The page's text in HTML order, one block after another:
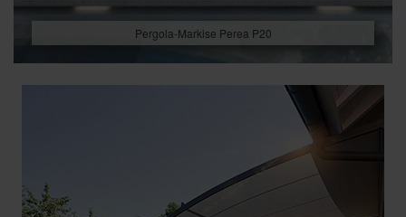
Pergola-Markise Perea P20